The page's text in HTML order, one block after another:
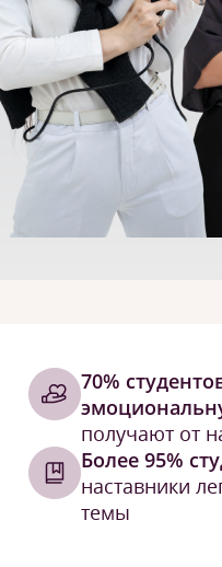
70%
получают от
Более 95%
наставники
темы